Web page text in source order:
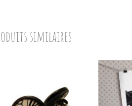
similaires